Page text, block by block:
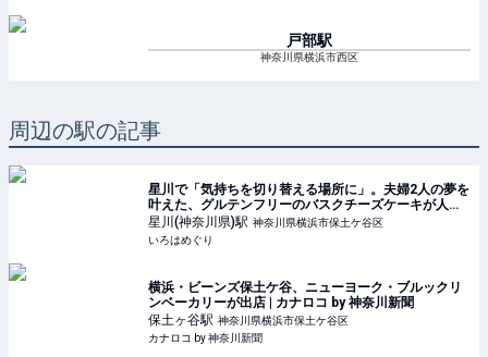
戸部駅
神奈川県横浜市西区
周辺の駅の記事
星川で「気持ちを切り替える場所に」。夫婦2人の夢を
叶えた、グルテンフリーのバスクチーズケーキが人気
の「メリハリベイク」 - いろはめぐり
星川(神奈川県)駅 神奈川県横浜市保土ケ谷区
いろはめぐり
横浜・ビーンズ保土ケ谷、ニューヨーク・ブルックリ
ンベーカリーが出店 | カナロコ by 神奈川新聞
保土ヶ谷駅 神奈川県横浜市保土ケ谷区
カナロコ by 神奈川新聞